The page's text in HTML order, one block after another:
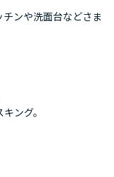
ンや洗面台などさま
ング。